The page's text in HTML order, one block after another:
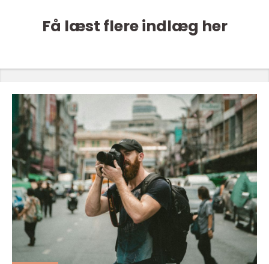
Få læst flere indlæg her